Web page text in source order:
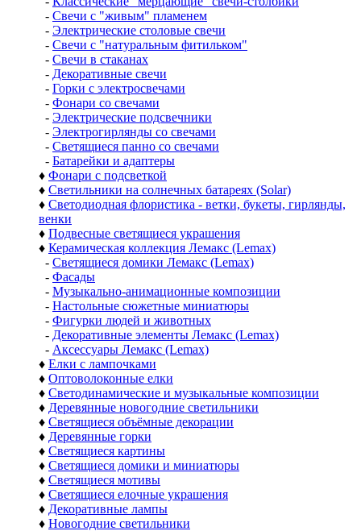
- Свечи с "живым" пламенем
- Электрические столовые свечи
- Свечи с "натуральным фитильком"
- Свечи в стаканах
- Декоративные свечи
- Горки с электросвечами
- Фонари со свечами
- Электрические подсвечники
- Электрогирлянды со свечами
- Светящиеся панно со свечами
- Батарейки и адаптеры
♦ Фонари с подсветкой
♦ Светильники на солнечных батареях (Solar)
♦ Светодиодная флористика - ветки, букеты, гирлянды,
венки
♦ Подвесные светящиеся украшения
♦ Керамическая коллекция Лемакс (Lemax)
- Светящиеся домики Лемакс (Lemax)
- Фасады
- Музыкально-анимационные композиции
- Настольные сюжетные миниатюры
- Фигурки людей и животных
- Декоративные элементы Лемакс (Lemax)
- Аксессуары Лемакс (Lemax)
♦ Елки с лампочками
♦ Оптоволоконные елки
♦ Светодинамические и музыкальные композиции
♦ Деревянные новогодние светильники
♦ Светящиеся объёмные декорации
♦ Деревянные горки
♦ Светящиеся картины
♦ Светящиеся домики и миниатюры
♦ Светящиеся мотивы
♦ Светящиеся елочные украшения
♦ Декоративные лампы
♦ Новогодние светильники